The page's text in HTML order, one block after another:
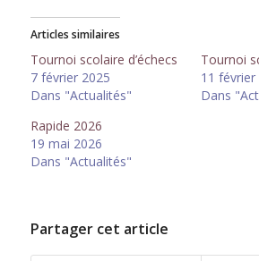
une
fenêtre)
une
fenêtre)
Articles similaires
Tournoi scolaire d’échecs
7 février 2025
Dans "Actualités"
Tournoi
11 février
Dans
Rapide 2026
19 mai 2026
Dans "Actualités"
Partager cet article